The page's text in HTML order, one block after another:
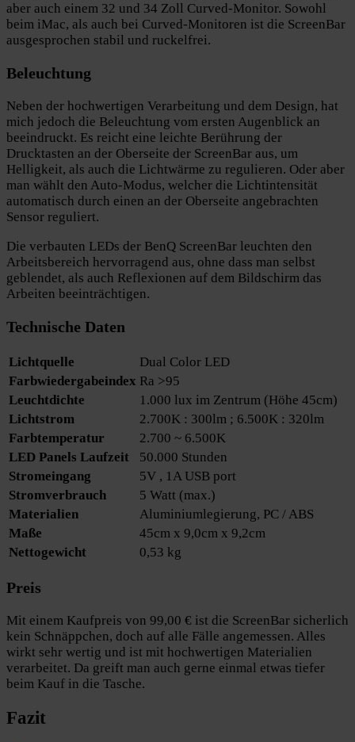
aber auch einem 32 und 34 Zoll Curved-Monitor. Sowohl
beim iMac, als auch bei Curved-Monitoren ist die ScreenBar
ausgesprochen stabil und ruckelfrei.
Beleuchtung
Neben der hochwertigen Verarbeitung und dem Design, hat
mich jedoch die Beleuchtung vom ersten Augenblick an
beeindruckt. Es reicht eine leichte Berührung der
Drucktasten an der Oberseite der ScreenBar aus, um
Helligkeit, als auch die Lichtwärme zu regulieren. Oder aber
man wählt den Auto-Modus, welcher die Lichtintensität
automatisch durch einen an der Oberseite angebrachten
Sensor reguliert.
Die verbauten LEDs der BenQ ScreenBar leuchten den
Arbeitsbereich hervorragend aus, ohne dass man selbst
geblendet, als auch Reflexionen auf dem Bildschirm das
Arbeiten beeinträchtigen.
Technische Daten
Lichtquelle
Dual Color LED‎
Farbwiedergabeindex Ra >95
Leuchtdichte
1.000 lux im Zentrum (Höhe 45cm)
Lichtstrom
2.700K : 300lm ; 6.500K : 320lm
Farbtemperatur
2.700 ~ 6.500K
LED Panels Laufzeit
50.000 Stunden
Stromeingang
5V , 1A USB port‎
Stromverbrauch
5 Watt (max.)‎
Materialien
Aluminiumlegierung, PC / ABS
Maße
45cm x 9,0cm x 9,2cm‎
Nettogewicht
0,53 kg
Preis
Mit einem Kaufpreis von 99,00 € ist die ScreenBar sicherlich
kein Schnäppchen, doch auf alle Fälle angemessen. Alles
wirkt sehr wertig und ist mit hochwertigen Materialien
verarbeitet. Da greift man auch gerne einmal etwas tiefer
beim Kauf in die Tasche.
Fazit